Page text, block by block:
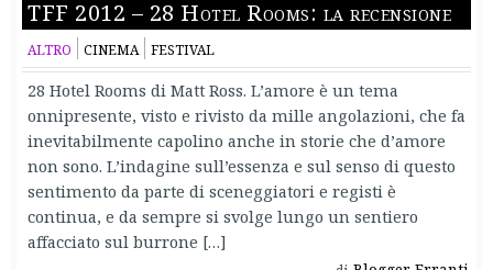
TFF 2012 – 28 Hotel Rooms: la recensione
ALTRO CINEMA FESTIVAL
28 Hotel Rooms di Matt Ross. L’amore è un tema
onnipresente, visto e rivisto da mille angolazioni, che fa
inevitabilmente capolino anche in storie che d’amore
non sono. L’indagine sull’essenza e sul senso di questo
sentimento da parte di sceneggiatori e registi è
continua, e da sempre si svolge lungo un sentiero
affacciato sul burrone […]